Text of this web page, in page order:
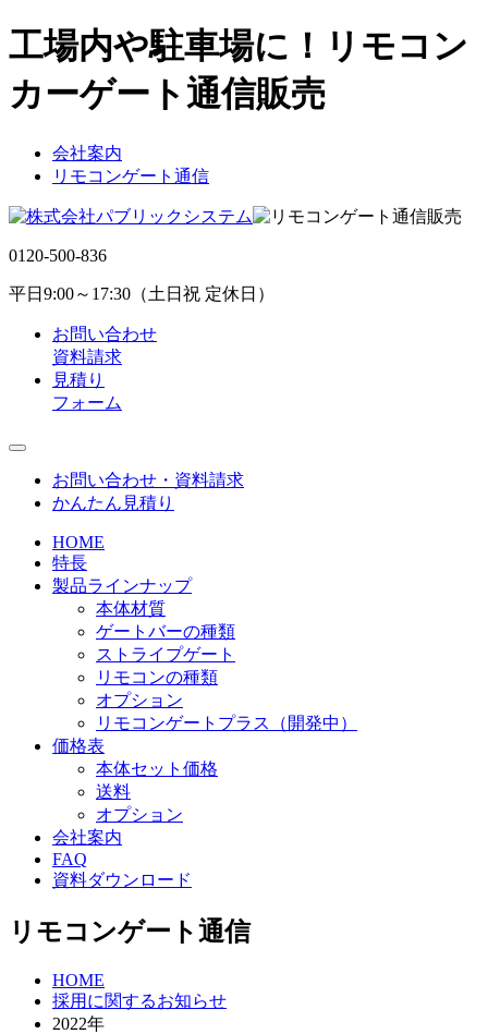
工場内や駐車場に！リモコン
カーゲート通信販売
会社案内
リモコンゲート通信
0120-500-836
平日9:00～17:30（土日祝 定休日）
お問い合わせ
資料請求
見積り
フォーム
お問い合わせ・資料請求
かんたん見積り
HOME
特長
製品ラインナップ
本体材質
ゲートバーの種類
ストライプゲート
リモコンの種類
オプション
リモコンゲートプラス（開発中）
価格表
本体セット価格
送料
オプション
会社案内
FAQ
資料ダウンロード
リモコンゲート通信
HOME
採用に関するお知らせ
2022年